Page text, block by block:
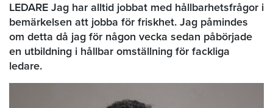
LEDARE Jag har alltid jobbat med hållbarhetsfrågor i
bemärkelsen att jobba för friskhet. Jag påmindes
om detta då jag för någon vecka sedan påbörjade
en utbildning i hållbar omställning för fackliga
ledare.